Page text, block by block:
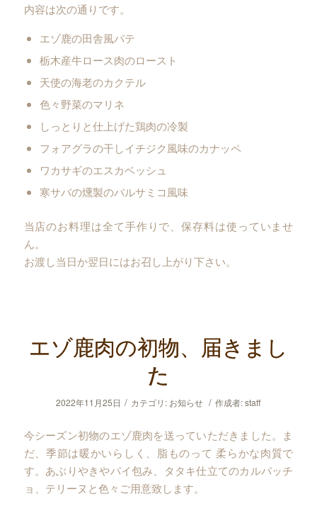
内容は次の通りです。
エゾ鹿の田舎風パテ
栃木産牛ロース肉のロースト
天使の海老のカクテル
色々野菜のマリネ
しっとりと仕上げた鶏肉の冷製
フォアグラの干しイチジク風味のカナッペ
ワカサギのエスカベッシュ
寒サバの燻製のバルサミコ風味
当店のお料理は全て手作りで、保存料は使っていませ
ん。
お渡し当日か翌日にはお召し上がり下さい。
エゾ鹿肉の初物、届きまし
た
2022年11月25日 / カテゴリ: お知らせ / 作成者:staff
今シーズン初物のエゾ鹿肉を送っていただきました。ま
だ、季節は暖かいらしく、脂ものって 柔らかな肉質で
す。あぶりやきやパイ包み、タタキ仕立てのカルパッチ
ョ、テリーヌと色々ご用意致します。